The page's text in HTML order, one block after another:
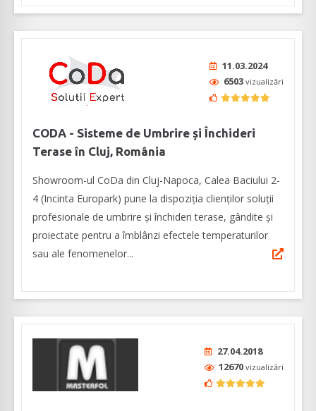
11.03.2024
6503 vizualizări
CODA - Sisteme de Umbrire și Închideri
Terase în Cluj, România
Showroom-ul CoDa din Cluj-Napoca, Calea Baciului 2-
4 (Incinta Europark) pune la dispoziția clienților soluții
profesionale de umbrire și închideri terase, gândite și
proiectate pentru a îmblânzi efectele temperaturilor
sau ale fenomenelor...
27.04.2018
12670 vizualizări